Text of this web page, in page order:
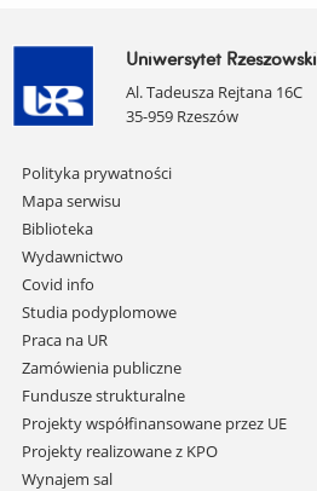
Uniwersytet Rzeszowski
Al. Tadeusza Rejtana 16C
35-959 Rzeszów
Pomiń
nawigację
i
przejdź
do
treści
Polityka prywatności
Mapa serwisu
Biblioteka
Wydawnictwo
Covid info
Studia podyplomowe
Praca na UR
Zamówienia publiczne
Fundusze strukturalne
Projekty współfinansowane przez UE
Projekty realizowane z KPO
Wynajem sal